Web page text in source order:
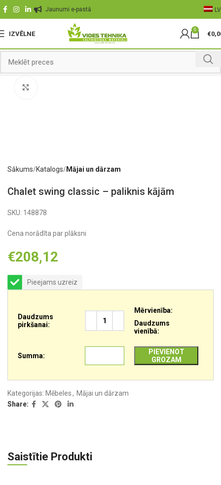
Jaunumi e-pastā LV
IZVĒLNE
0
€
Sākums Katalogs Mājai un dārzam
Chalet swing classic – paliknis kājām
SKU: 148878
Cena norādīta par plāksni
€208,12
Pieejams uzreiz
Daudzums
pirkšanai:
Mērvienība:
Daudzums
vienībā:
Summa:
PIEVIENOT
GROZAM
Kategorijas: Mēbeles, Mājai un dārzam
Share:
Saistītie Produkti